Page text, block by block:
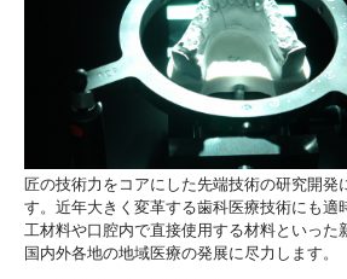
匠の技術力をコアにした先端技術の研究開発
す。近年大きく変革する歯科医療技術にも適
工材料や口腔内で直接使用する材料といった
国内外各地の地域医療の発展に尽力します。